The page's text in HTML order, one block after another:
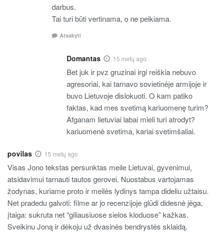
darbus.
Tai turi būti vertinama, o ne peikiama.
Atsakyti
Domantas 15 metų ago
Bet juk ir pvz gruzinai irgi reiškia nebuvo
agresoriai, kai tarnavo sovietinėje armijoje ir
buvo Lietuvoje dislokuoti. O kam patiko
faktas, kad mes svetimą kariuomenę turim?
Afganam lietuviai labai mieli turi atrodyt?
kariuomenė svetima, kariai svetimšaliai.
povilas 15 metų ago
Visas Jono tekstas persunktas meile Lietuvai, gyvenimui,
atsidavimui tarnauti tautos gerovei. Nuostabus vartojamas
žodynas, kuriame proto ir meilės lydinys tampa dideliu užtaisu.
Net pradedu galvoti: filme ar jo recenzijoje glūdi didesnė jėga,
įtaiga: sukruta net “giliausiuose sielos kloduose” kažkas.
Sveikinu Joną ir dėkoju už dvasinės bendrystės sklaidą.